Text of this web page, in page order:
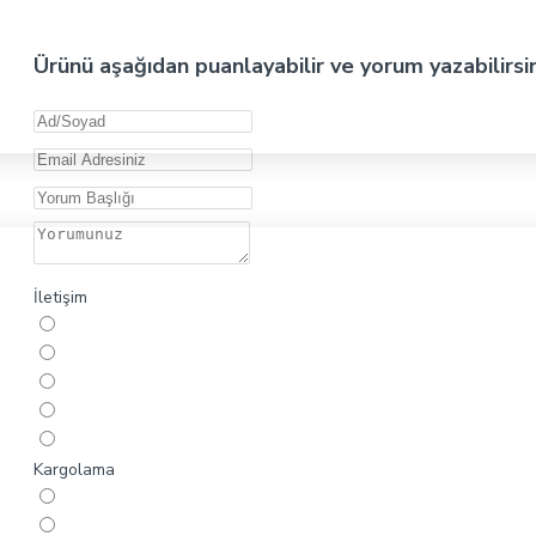
Ürünü aşağıdan puanlayabilir ve yorum
İletişim
Kargolama